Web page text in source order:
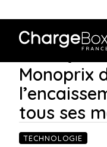
ChargeBox
Monoprix
tous ses
TECHNOLOGIE